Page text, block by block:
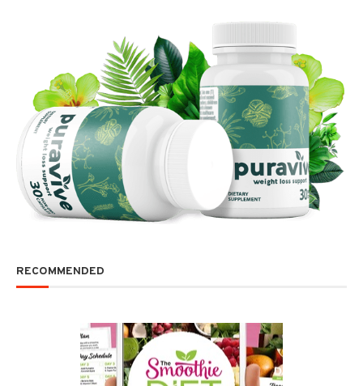
RECOMMENDED